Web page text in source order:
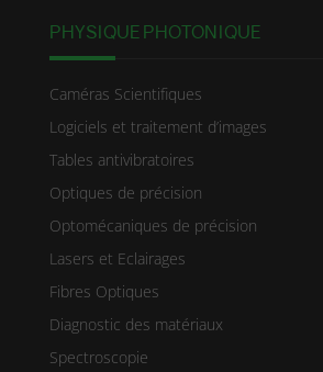
PHYSIQUE PHOTONIQUE
Caméras Scientifiques
Logiciels et traitement d’images
Tables antivibratoires
Optiques de précision
Optomécaniques de précision
Lasers et Eclairages
Fibres Optiques
Diagnostic des matériaux
Spectroscopie